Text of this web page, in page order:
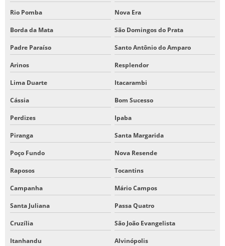
Rio Pomba Nova Era
Borda da Mata São Domingos do Prata
Padre Paraíso Santo Antônio do Amparo
Arinos Resplendor
Lima Duarte Itacarambi
Cássia Bom Sucesso
Perdizes Ipaba
Piranga Santa Margarida
Poço Fundo Nova Resende
Raposos Tocantins
Campanha Mário Campos
Santa Juliana Passa Quatro
Cruzília São João Evangelista
Itanhandu Alvinópolis